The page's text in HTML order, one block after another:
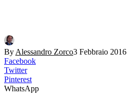
By Alessandro Zorco3 Febbraio 2016
Facebook
Twitter
Pinterest
WhatsApp